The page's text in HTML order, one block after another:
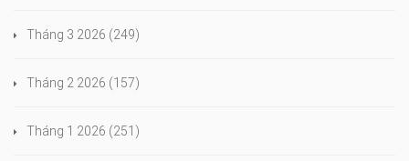
Tháng 3 2026 (249)
Tháng 2 2026 (157)
Tháng 1 2026 (251)